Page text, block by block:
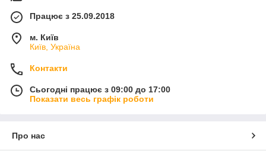
Працює з 25.09.2018
м. Київ
Київ, Україна
Контакти
Сьогодні працює з 09:00 до 17:00
Показати весь графік роботи
Про нас